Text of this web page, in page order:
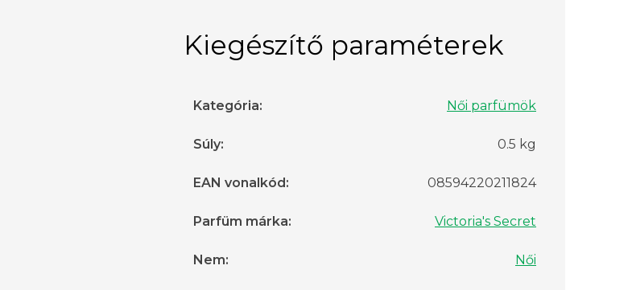
Kiegészítő paraméterek
Kategória: Női parfümök
Súly: 0.5 kg
EAN vonalkód : 08594220211824
Parfüm márka: Victoria's Secret
Nem: Női